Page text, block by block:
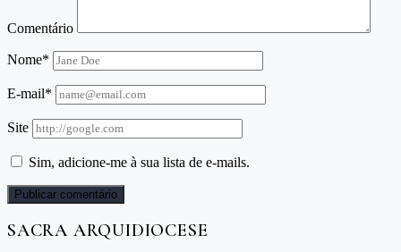
Comentário
Nome*
E-mail*
Site
Sim, adicione-me à sua lista de e-mails.
SACRA ARQUIDIOCESE